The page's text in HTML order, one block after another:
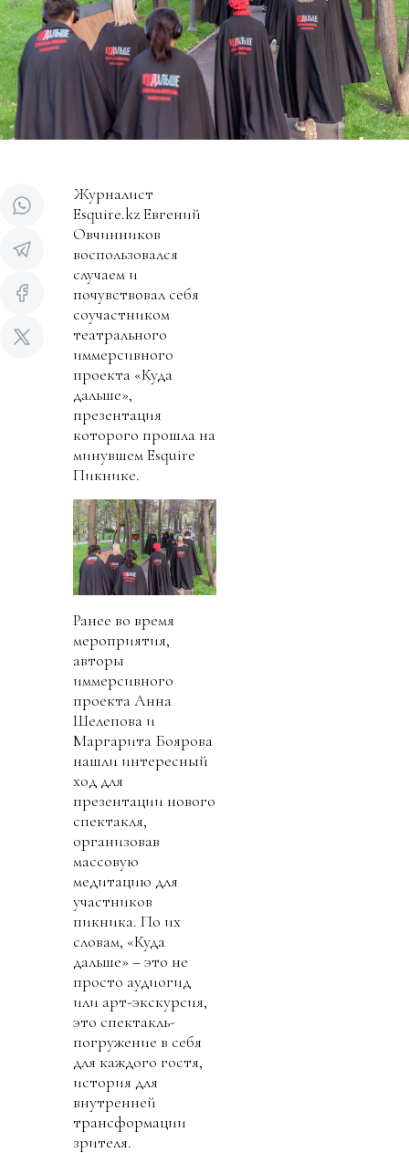
Журналист
Esquire.kz Евгений
Овчинников
воспользовался
случаем и
почувствовал себя
соучастником
театрального
иммерсивного
проекта «Куда
дальше»,
презентация
которого прошла на
минувшем Esquire
Пикнике.
Ранее во время
мероприятия,
авторы
иммерсивного
проекта Анна
Шелепова и
Маргарита Боярова
нашли интересный
ход для
презентации нового
спектакля,
организовав
массовую
медитацию для
участников
пикника. По их
словам, «Куда
дальше» – это не
просто аудиогид
или арт-экскурсия,
это спектакль-
погружение в себя
для каждого гостя,
история для
внутренней
трансформации
зрителя.